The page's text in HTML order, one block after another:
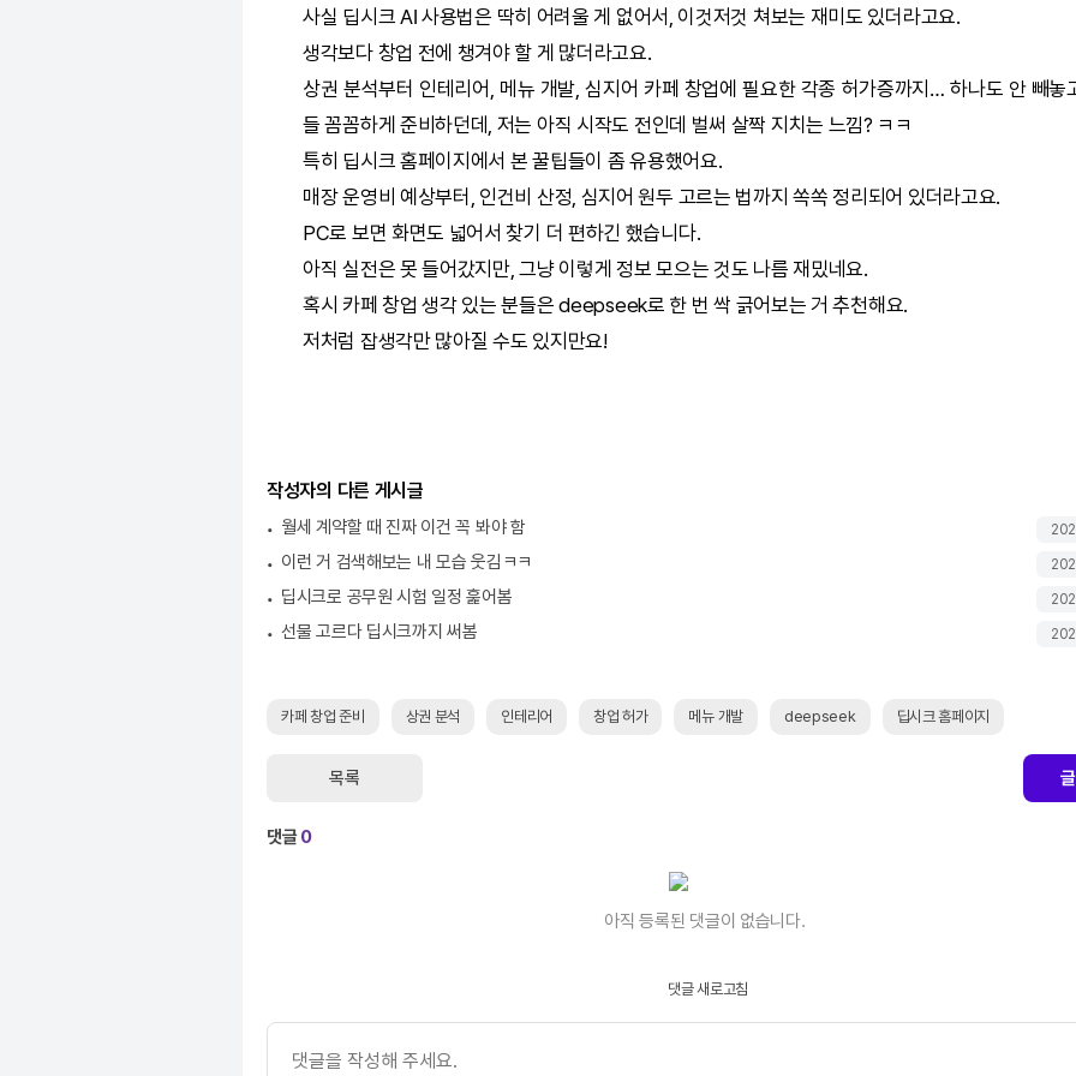
사실 딥시크 AI 사용법은 딱히 어려울 게 없어서, 이것저것 쳐보는 재미도 있더라고요.
생각보다 창업 전에 챙겨야 할 게 많더라고요.
상권 분석부터 인테리어, 메뉴 개발, 심지어 카페 창업에 필요한 각종 허가증까지… 하나도 안 빼놓
들 꼼꼼하게 준비하던데, 저는 아직 시작도 전인데 벌써 살짝 지치는 느낌? ㅋㅋ
특히 딥시크 홈페이지에서 본 꿀팁들이 좀 유용했어요.
매장 운영비 예상부터, 인건비 산정, 심지어 원두 고르는 법까지 쏙쏙 정리되어 있더라고요.
PC로 보면 화면도 넓어서 찾기 더 편하긴 했습니다.
아직 실전은 못 들어갔지만, 그냥 이렇게 정보 모으는 것도 나름 재밌네요.
혹시 카페 창업 생각 있는 분들은deepseek로 한 번 싹 긁어보는 거 추천해요.
저처럼 잡생각만 많아질 수도 있지만요!
작성자의 다른 게시글
월세 계약할 때 진짜 이건 꼭 봐야 함
이런 거 검색해보는 내 모습 웃김ㅋㅋ
딥시크로 공무원 시험 일정 훑어봄
선물 고르다 딥시크까지 써봄
카페 창업 준비 상권 분석 인테리어 창업 허가 메뉴 개발 deepseek 딥시크 홈페이지
목록
댓글0
아직 등록된 댓글이 없습니다.
댓글 새로고침